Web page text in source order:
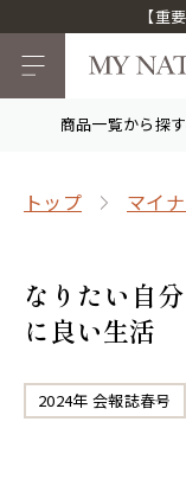
【重
商品一覧から探す
トップ マイ
なりたい自
に良い生活
2024年 会報誌春号